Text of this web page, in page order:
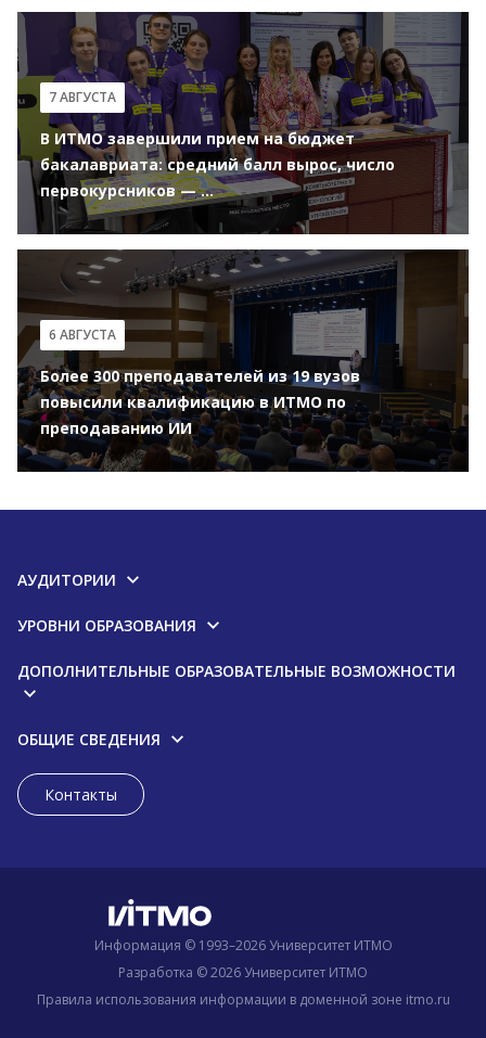
7 АВГУСТА
В ИТМО завершили прием на бюджет
бакалавриата: средний балл вырос, число
первокурсников — ...
6 АВГУСТА
Более 300 преподавателей из 19 вузов
повысили квалификацию в ИТМО по
преподаванию ИИ
АУДИТОРИИ
УРОВНИ ОБРАЗОВАНИЯ
ДОПОЛНИТЕЛЬНЫЕ ОБРАЗОВАТЕЛЬНЫЕ ВОЗМОЖНОСТИ
ОБЩИЕ СВЕДЕНИЯ
Контакты
Информация © 1993–2026 Университет ИТМО
Разработка © 2026 Университет ИТМО
Правила использования информации в доменной зоне itmo.ru